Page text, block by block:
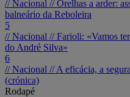
// Nacional //Orelhas a arder:
balneário da Reboleira
5
// Nacional //Farioli: «Vamos
do André Silva»
6
// Nacional //A eficácia, a
(crónica)
Rodapé